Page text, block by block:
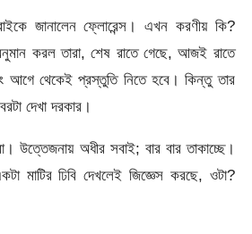
জানালেন ফ্লোরেন্স। এখন করণীয় কি?
করল তারা, শেষ রাতে গেছে, আজই রাতে
আগে থেকেই প্রস্তুতি নিতে হবে। কিন্তু তার
দেখা দরকার।
উত্তেজনায় অধীর সবাই; বার বার তাকাচ্ছে।
মাটির ঢিবি দেখলেই জিজ্ঞেস করছে, ওটা?